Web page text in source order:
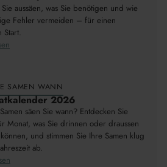
aussäen, was Sie benötigen und wie
Fehler vermeiden – für einen
Start.
SAMEN WANN
2026
säen Sie wann? Entdecken Sie
Monat, was Sie drinnen oder draussen
und stimmen Sie Ihre Samen klug
ab.